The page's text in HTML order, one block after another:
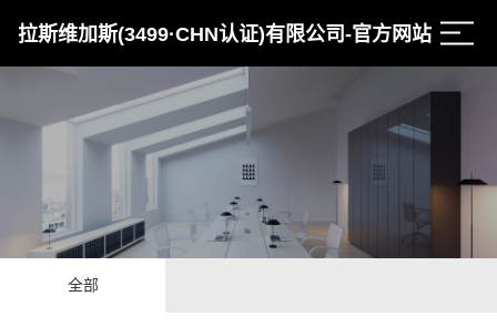
拉斯维加斯(3499·CHN认证)有限公司-官方网站
全部